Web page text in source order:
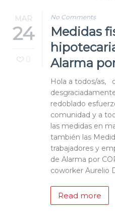
MAR
24
0
No Comments
Medidas
Alarma
Hola a todos/as,
redoblado
comunidad y a
las medidas en
también las
trabajadores y
de Alarma por
coworker Aurelio
Read more